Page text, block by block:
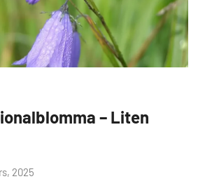
– Liten
2025